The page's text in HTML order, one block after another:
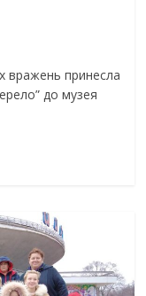
вражень принесла
до музея